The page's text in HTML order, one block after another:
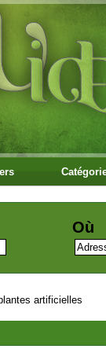
Où
artificielles